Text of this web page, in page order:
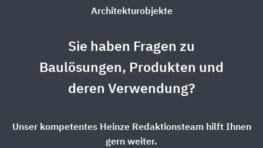
Architekturobjekte
Sie haben Fragen zu
Baulösungen, Produkten und
deren Verwendung?
Unser kompetentes Heinze Redaktionsteam hilft Ihnen
gern weiter.